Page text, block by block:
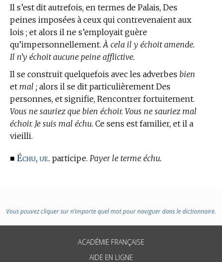
Il s’est dit autrefois, en termes de Palais, Des
peines imposées à ceux qui contrevenaient aux
lois ; et alors il ne s’employait guère
qu’impersonnellement. À cela il y échoit amende.
Il n’y échoit aucune peine afflictive.
Il se construit quelquefois avec les adverbes bien
et mal ; alors il se dit particulièrement Des
personnes, et signifie, Rencontrer fortuitement.
Vous ne sauriez que bien échoir. Vous ne sauriez mal
échoir. Je suis mal échu. Ce sens est familier, et il a
vieilli.
■ Échu, ue. participe. Payer le terme échu.
Vous pouvez cliquer sur n’importe quel mot pour naviguer dans le dictionnaire.
ACADÉMIE FRANÇAISE
AIDE EN LIGNE